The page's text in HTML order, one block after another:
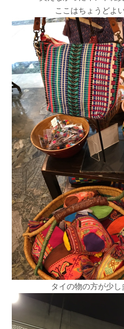
ここはちょうどよ
タイの物の方が少し